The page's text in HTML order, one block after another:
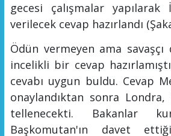
gecesi çalışmalar yapılarak İ
verilecek cevap hazırlandı (
Ödün vermeyen ama
incelikli bir cevap
cevabı uygun buldu. Cevap
onaylandıktan sonra Londra,
tellenecekti. Bakanlar
Başkomutan'ın davet